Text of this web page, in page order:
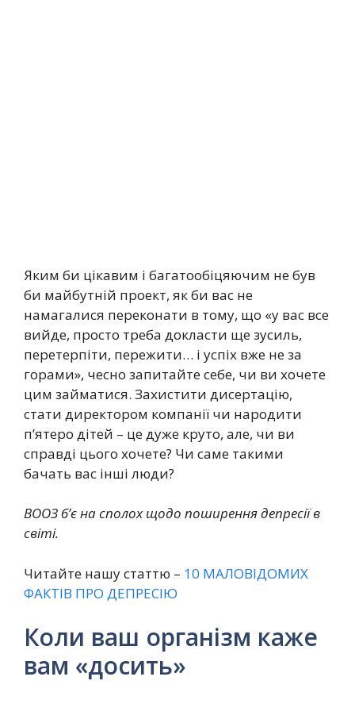
Яким би цікавим і багатообіцяючим не був
би майбутній проект, як би вас не
намагалися переконати в тому, що «у вас все
вийде, просто треба докласти ще зусиль,
перетерпіти, пережити… і успіх вже не за
горами», чесно запитайте себе, чи ви хочете
цим займатися. Захистити дисертацію,
стати директором компанії чи народити
п’ятеро дітей – це дуже круто, але, чи ви
справді цього хочете? Чи саме такими
бачать вас інші люди?
ВООЗ б’є на сполох щодо поширення депресії в
світі.
Читайте нашу статтю – 10 МАЛОВІДОМИХ
ФАКТІВ ПРО ДЕПРЕСІЮ
Коли ваш організм каже
вам «досить»